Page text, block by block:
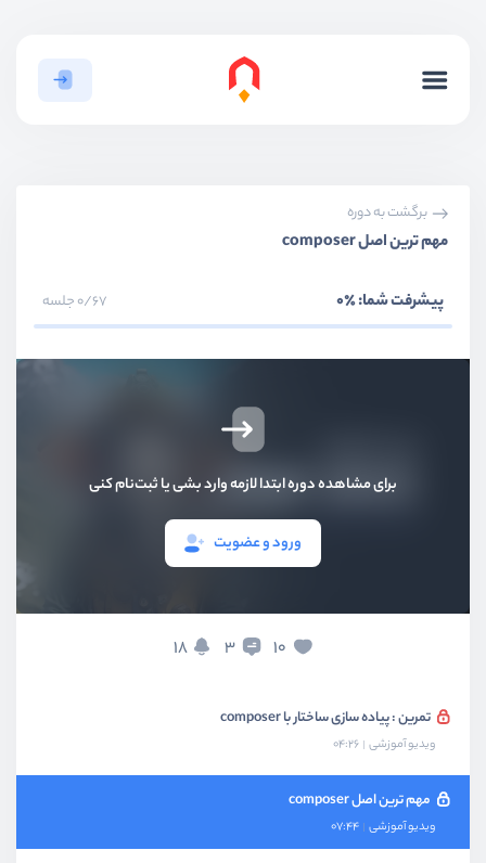
برگشت به دوره
مهم ترین اصل composer
پیشرفت شما:٪0 0/67 جلسه
برای مشاهده دوره ابتدا لازمه وارد بشی یا ثبت‌نام کنی
ورود و عضویت
10
3
18 ساختار فریمورک
تمرین : پیاده سازی ساختار با composer
ویدیو آموزشی 04:26
مهم ترین اصل composer
ویدیو آموزشی 07:44